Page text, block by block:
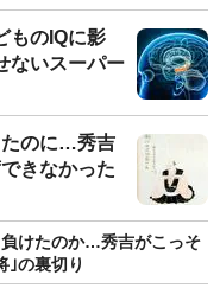
ものIQに影
ないスーパー
たのに…秀吉
きなかった
けたのか…秀吉がこっそ
｣の裏切り